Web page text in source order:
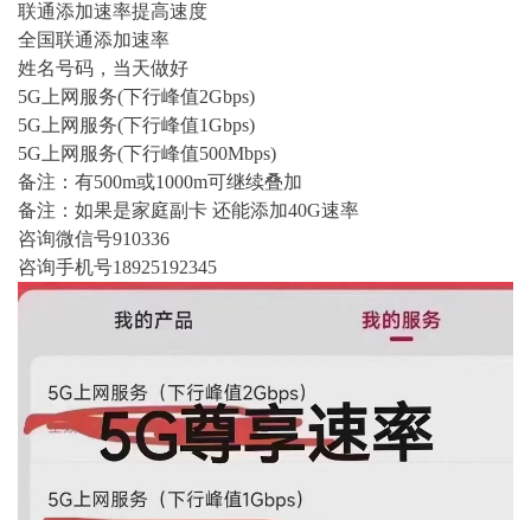
联通添加速率提高速度
全国联通添加速率
姓名号码，当天做好
5G上网服务(下行峰值2Gbps)
5G上网服务(下行峰值1Gbps)
5G上网服务(下行峰值500Mbps)
备注：有500m或1000m可继续叠加
备注：如果是家庭副卡 还能添加40G速率
咨询微信号910336
咨询手机号18925192345